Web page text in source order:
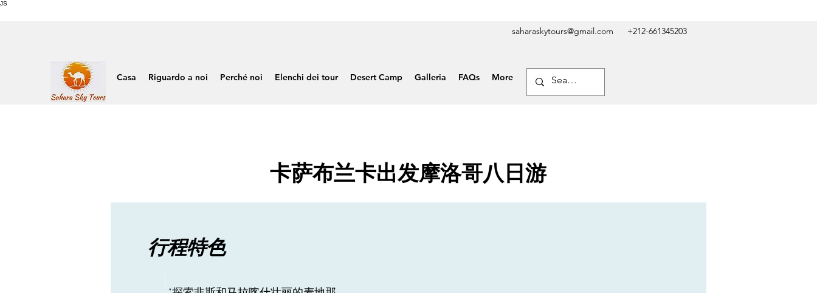
JS
saharaskytours@gmail.com +212-661345203
Casa Riguardo a noi Perché noi Elenchi dei tour Desert Camp Galleria FAQs More
卡萨布兰卡出发摩洛哥八日游
行程特色